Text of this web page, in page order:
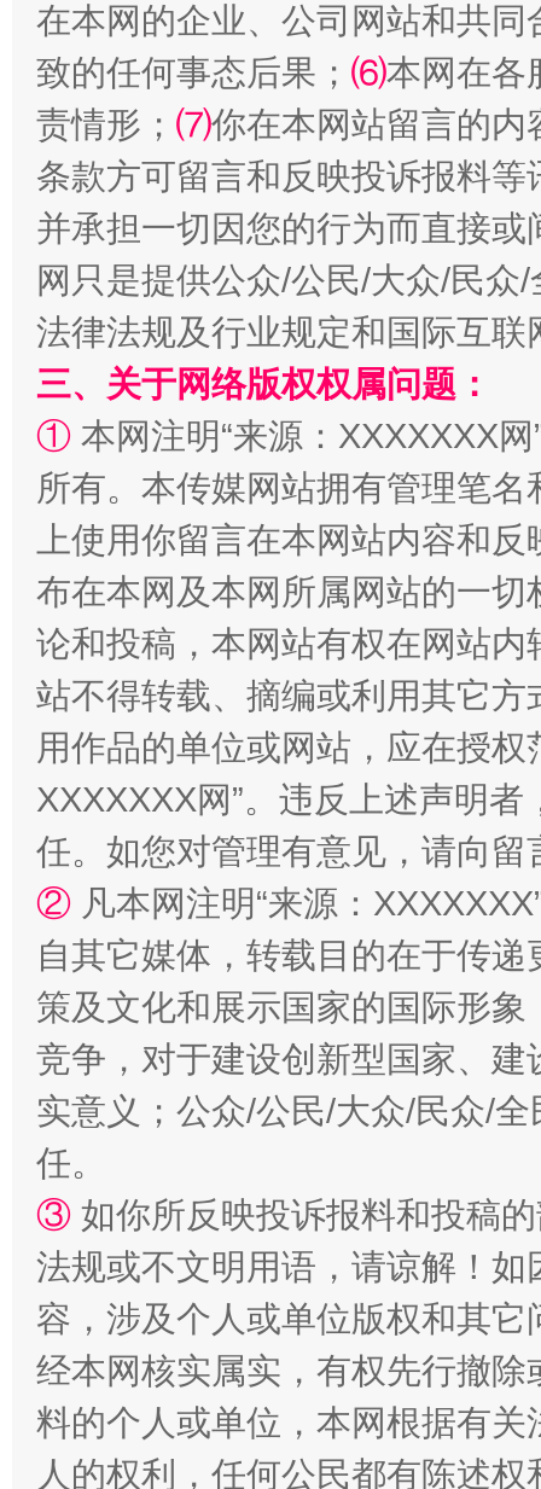
揭批美国五大"原罪" "炒
解纷+调解+退费，一次搞定
漫山遍野的桃花与雪山、麦地、白藏房 除
招工难、用工荒背后
在本网的企业、公司网站和共
致的任何事态后果； ⑹本网在各
责情形； ⑺你在本网站留言的内
条款方可留言和反映投诉报料
并承担一切因您的行为而直接
网只是提供公众/公民/大众/民
法律法规及行业规定和国际互
三、关于网络版权权属问题：
① 本网注明“来源：XXXXXXX
所有。本传媒网站拥有管理笔
上使用你留言在本网站内容和
布在本网及本网所属网站的一
论和投稿，本网站有权在网站
站不得转载、摘编或利用其它
用作品的单位或网站，应在授
XXXXXXX网”。违反上述声明
任。如您对管理有意见，请向
② 凡本网注明“来源：
自其它媒体，转载目的在于传
策及文化和展示国家的国际形
竞争，对于建设创新型国家、
实意义；公众/公民/大众/民众/
任。
③ 如你所反映投诉报料和投稿
法规或不文明用语，请谅解！
容，涉及个人或单位版权和其它
经本网核实属实，有权先行撤
料的个人或单位，本网根据有
人的权利，任何公民都有陈述